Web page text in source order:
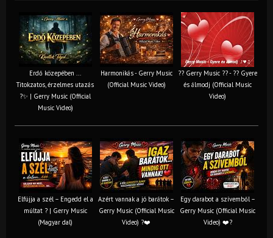
Erdő közepében ...
Titokzatos, érzelmes utazás
?✨ | Gerry Music (Official
Music Video)
Harmonikás - Gerry Music
(Official Music Video)
?? Gerry Music ?? - ?? Gyere
és álmodj (Official Music
Video)
Elfújja a szél – Engedd el a
múltat ? | Gerry Music
(Magyar dal)
Azért vannak a jó barátok –
Gerry Music (Official Music
Video) ?❤️
Egy darabot a szívemből –
Gerry Music (Official Music
Video) ❤️?